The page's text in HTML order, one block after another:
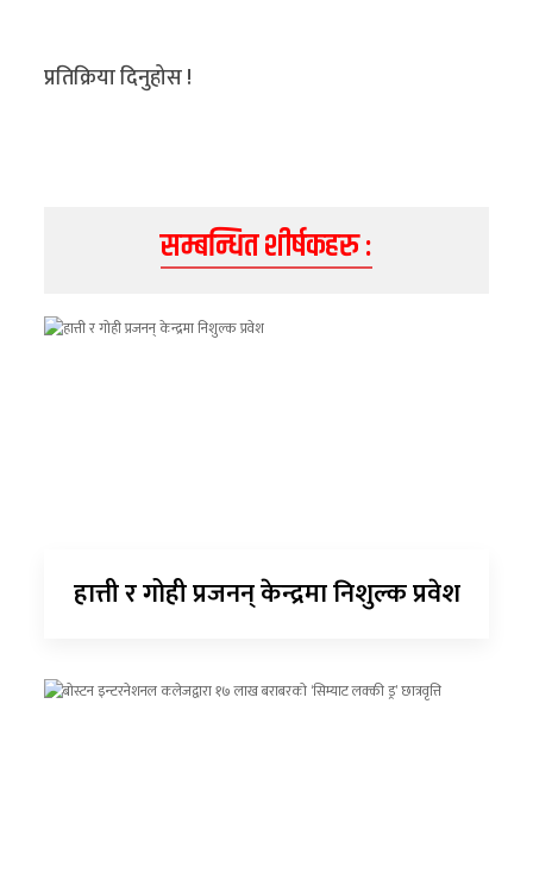
प्रतिक्रिया दिनुहोस !
सम्बन्धित शीर्षकहरु :
हात्ती र गोही प्रजनन् केन्द्रमा निशुल्क प्रवेश